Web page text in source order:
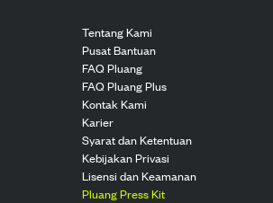
Tentang Kami
Pusat Bantuan
FAQ Pluang
FAQ Pluang Plus
Kontak Kami
Karier
Syarat dan Ketentuan
Kebijakan Privasi
Lisensi dan Keamanan
Pluang Press Kit